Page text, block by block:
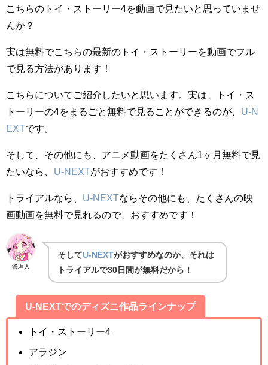
こちらのトイ・ストーリー4を動画で見たいと思っていませ
んか？
実は無料でこちらの最新のトイ・ストーリーを動画でフル
で見る方法があります！
こちらについてご紹介したいと思います。実は、トイ・ス
トーリーの4をまるごと無料で見ることができるのが、 U-N
EXTです。
そして、その他にも、アニメ動画をたくさん1ヶ月無料で見
たいなら、 U-NEXTがおすすめです！
トライアルなら、 U-NEXTならその他にも、たくさんの映
画動画を無料で見れるので、おすすめです！
管理人
そしてU-NEXTがおすすめなのか、それは
トライアルで30日間が無料だから！
U-NEXTでのディズニ作品ラインナップ
トイ・ストーリー4
アラジン